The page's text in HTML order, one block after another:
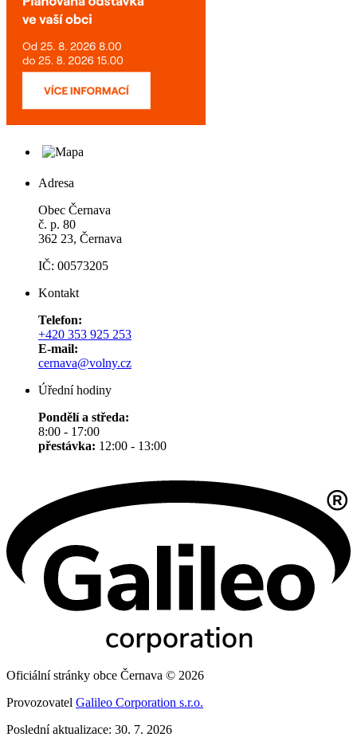
Adresa
Obec Černava
č. p. 80
362 23, Černava
IČ: 00573205
Kontakt
Telefon:
+420 353 925 253
E-mail:
cernava@volny.cz
Úřední hodiny
Pondělí a středa:
8:00 - 17:00
přestávka: 12:00 - 13:00
Oficiální stránky obce Černava © 2026
Provozovatel Galileo Corporation s.r.o.
Poslední aktualizace: 30. 7. 2026